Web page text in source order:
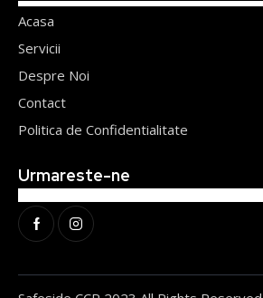
Acasa
Servicii
Despre Noi
Contact
Politica de Confidentialitate
Urmareste-ne